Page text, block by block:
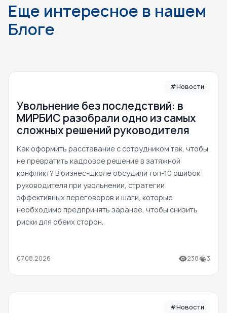
Еще интересное в нашем
Блоге
#Новости
Увольнение без последствий: в
МИРБИС разобрали одно из самых
сложных решений руководителя
Как оформить расставание с сотрудником так, чтобы
не превратить кадровое решение в затяжной
конфликт? В бизнес-школе обсудили топ-10 ошибок
руководителя при увольнении, стратегии
эффективных переговоров и шаги, которые
необходимо предпринять заранее, чтобы снизить
риски для обеих сторон.
07.08.2026 238 3
#Новости